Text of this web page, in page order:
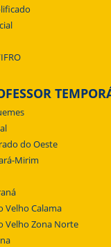
do Oeste
Mirim
Velho Calama
Velho Zona Norte